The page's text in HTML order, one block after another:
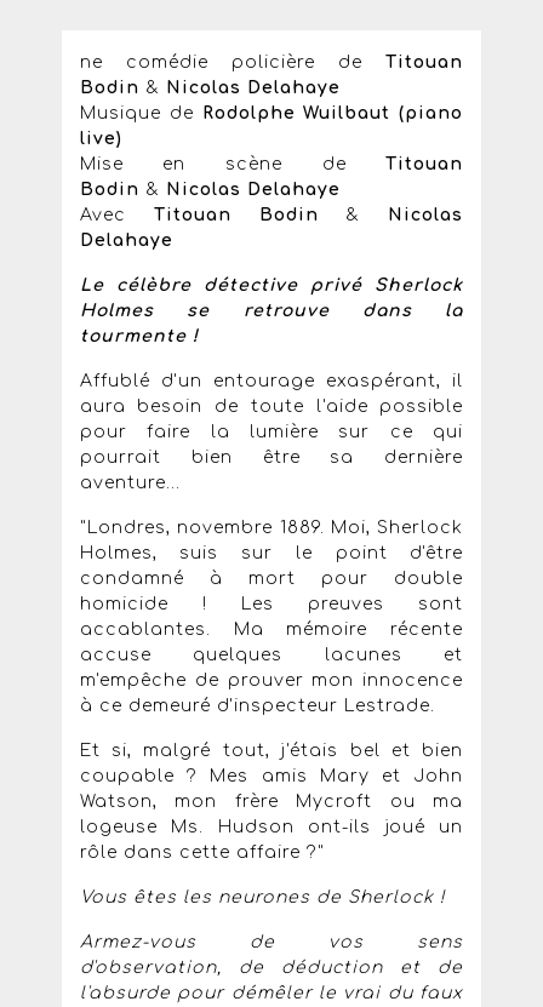
ne comédie policière deTitouan
Bodin & Nicolas Delahaye
Musique de Rodolphe Wuilbaut (piano
live)
Mise en scène deTitouan
Bodin & Nicolas Delahaye
Avec Titouan Bodin & Nicolas
Delahaye
Le célèbre détective privé Sherlock
Holmes se retrouve dans la
tourmente !
Affublé d'un entourage exaspérant, il
aura besoin de toute l'aide possible
pour faire la lumière sur ce qui
pourrait bien être sa dernière
aventure...
"Londres, novembre 1889. Moi, Sherlock
Holmes, suis sur le point d'être
condamné à mort pour double
homicide ! Les preuves sont
accablantes. Ma mémoire récente
accuse quelques lacunes et
m'empêche de prouver mon innocence
à ce demeuré d'inspecteur Lestrade.
Et si, malgré tout, j'étais bel et bien
coupable ? Mes amis Mary et John
Watson, mon frère Mycroft ou ma
logeuse Ms. Hudson ont-ils joué un
rôle dans cette affaire ?"
Vous êtes les neurones de Sherlock !
Armez-vous de vos sens
d'observation, de déduction et de
l'absurde pour démêler le vrai du faux